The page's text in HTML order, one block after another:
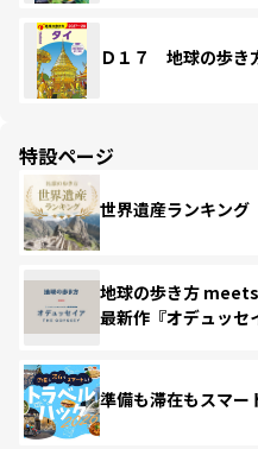
Ｄ１７ 地球の歩
特設ページ
世界遺産ランキング
地球の歩き方
最新作『オデュッセ
準備も滞在もスマ